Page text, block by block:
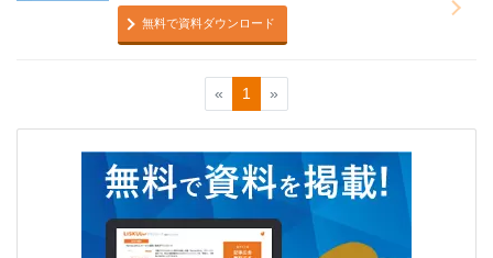
無料で資料ダウンロード
« 1 »